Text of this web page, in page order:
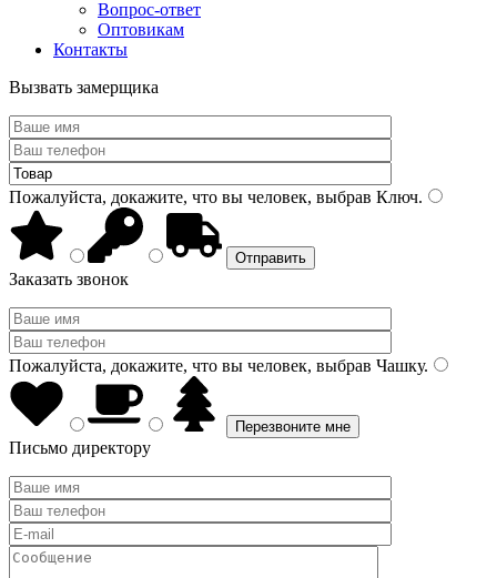
Вопрос-ответ
Оптовикам
Контакты
Вызвать замерщика
Пожалуйста, докажите, что вы человек, выбрав Ключ.
Заказать звонок
Пожалуйста, докажите, что вы человек, выбрав Чашку.
Письмо директору